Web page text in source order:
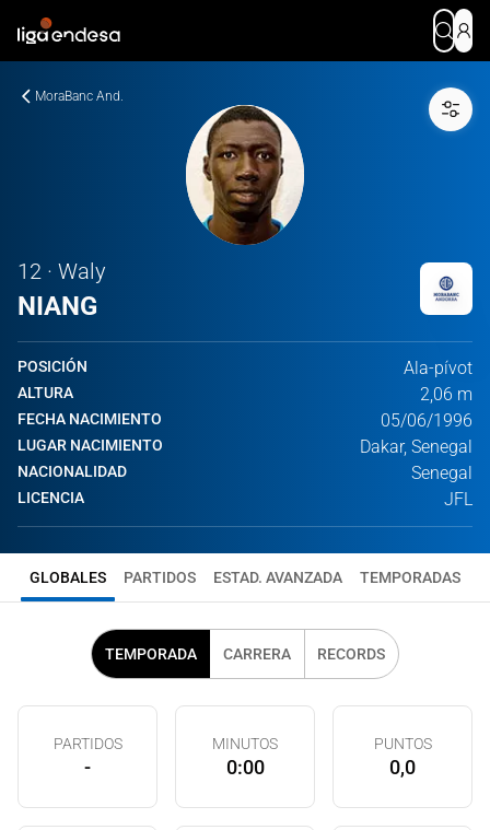
MoraBanc And.
12 · Waly
NIANG
POSICIÓN Ala-pívot
ALTURA 2,06 m
FECHA NACIMIENTO 05/06/1996
LUGAR NACIMIENTO Dakar, Senegal
NACIONALIDAD Senegal
LICENCIA JFL
GLOBALES PARTIDOS ESTAD. AVANZADA TEMPORADAS
TEMPORADA CARRERA RECORDS
PARTIDOS
-
MINUTOS
0:00
PUNTOS
0,0